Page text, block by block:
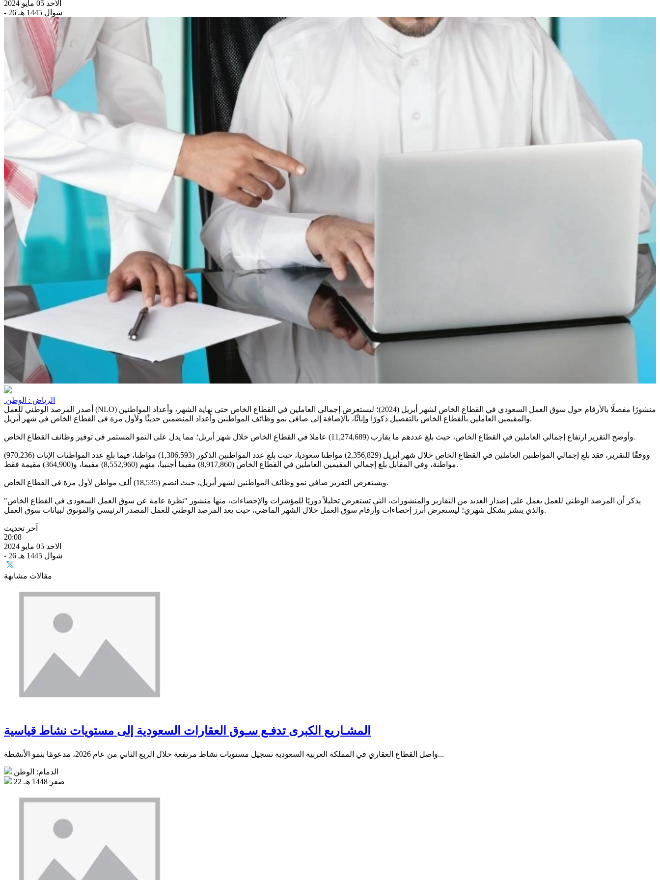
الاحد 05 مايو 2024
- 26 شوال 1445 هـ
الرياض : الوطن
أصدر المرصد الوطني للعمل (NLO) منشورًا مفصلًا بالأرقام حول سوق العمل السعودي في القطاع الخاص لشهر أبريل (2024)؛ ليستعرض إجمالي العاملين في القطاع الخاص حتى نهاية الشهر، وأعداد المواطنين
والمقيمين العاملين بالقطاع الخاص بالتفصيل ذكورًا وإناثًا، بالإضافة إلى صافي نمو وظائف المواطنين وأعداد المنضمين حديثًا ولأول مرة في القطاع الخاص في شهر أبريل.
وأوضح التقرير ارتفاع إجمالي العاملين في القطاع الخاص، حيث بلغ عددهم ما يقارب (11,274,689) عاملا في القطاع الخاص خلال شهر أبريل؛ مما يدل على النمو المستمر في توفير وظائف القطاع الخاص.
ووفقًا للتقرير، فقد بلغ إجمالي المواطنين العاملين في القطاع الخاص خلال شهر أبريل (2,356,829) مواطنا سعوديا، حيث بلغ عدد المواطنين الذكور (1,386,593) مواطنا، فيما بلغ عدد المواطنات الإناث (970,236)
مواطنة، وفي المقابل بلغ إجمالي المقيمين العاملين في القطاع الخاص (8,917,860) مقيما أجنبيا، منهم (8,552,960) مقيما، و(364,900) مقيمة فقط.
ويستعرض التقرير صافي نمو وظائف المواطنين لشهر أبريل، حيث انضم (18,535) ألف مواطن لأول مرة في القطاع الخاص.
يذكر أن المرصد الوطني للعمل يعمل على إصدار العديد من التقارير والمنشورات، التي تستعرض تحليلاً دوريًا للمؤشرات والإحصاءات، منها منشور "نظرة عامة عن سوق العمل السعودي في القطاع الخاص"
والذي ينشر بشكل شهري؛ ليستعرض أبرز إحصاءات وأرقام سوق العمل خلال الشهر الماضي، حيث يعد المرصد الوطني للعمل المصدر الرئيسي والموثوق لبيانات سوق العمل.
آخر تحديث
20:08
الاحد 05 مايو 2024
- 26 شوال 1445 هـ
مقالات مشابهة
المشـاريع الكبرى تدفـع سـوق العقارات السعودية إلى مستويات نشاط قياسية
واصل القطاع العقاري في المملكة العربية السعودية تسجيل مستويات نشاط مرتفعة خلال الربع الثاني من عام 2026، مدعومًا بنمو الأنشطة...
الدمام: الوطن
22 صفر 1448 هـ